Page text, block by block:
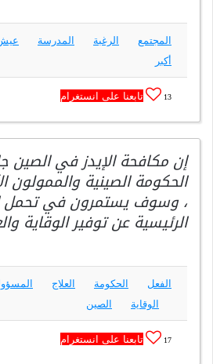
المجتمع الرغبة المدرسة
أكبر
13 تابعنا على انستغرام
إن مكافحة الإيدز في الصين
الحكومة الصينية والممولون
، وسوف يستمرون في تحمل
الرئيسية عن توفير الوقاية
الفعل الحكومة العلاج
الوقاية
الصين
17 تابعنا على انستغرام